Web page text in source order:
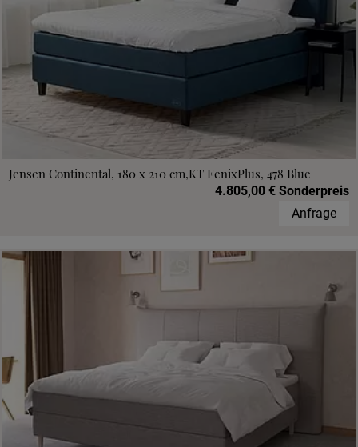
Jensen Continental, 180 x 210 cm,KT FenixPlus, 478 Blue
4.805,00 € Sonderpreis
Anfrage